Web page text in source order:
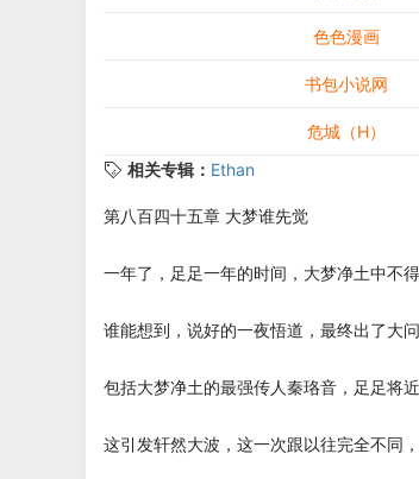
色色漫画
书包小说网
危城（H）
相关专辑： Ethan
第八百四十五章 大梦谁先觉
一年了，足足一年的时间，大梦净土中不
谁能想到，说好的一夜悟道，最终出了大
包括大梦净土的最强传人秦珞音，足足将
这引发轩然大波，这一次跟以往完全不同